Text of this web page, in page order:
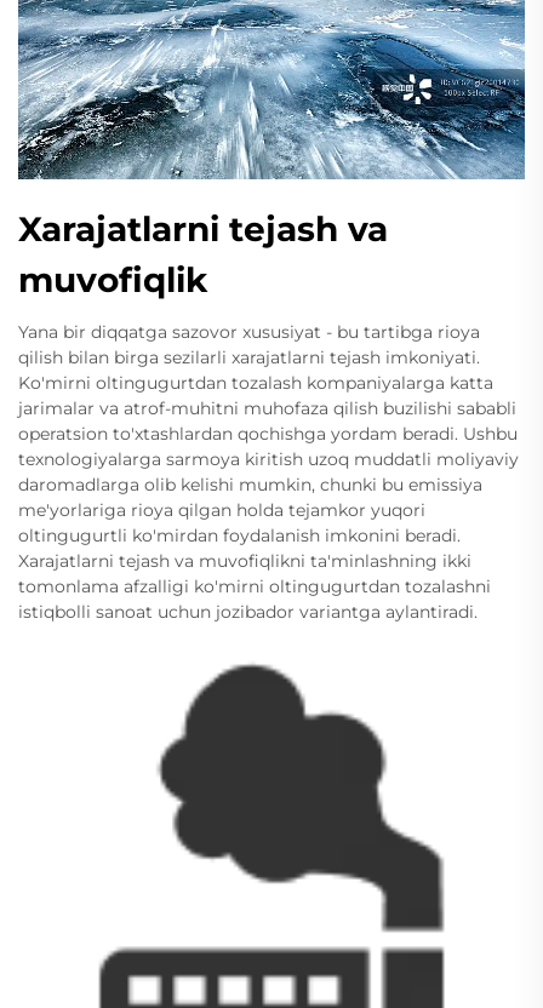
Xarajatlarni tejash va
muvofiqlik
Yana bir diqqatga sazovor xususiyat - bu tartibga rioya
qilish bilan birga sezilarli xarajatlarni tejash imkoniyati.
Ko'mirni oltingugurtdan tozalash kompaniyalarga katta
jarimalar va atrof-muhitni muhofaza qilish buzilishi sababli
operatsion to'xtashlardan qochishga yordam beradi. Ushbu
texnologiyalarga sarmoya kiritish uzoq muddatli moliyaviy
daromadlarga olib kelishi mumkin, chunki bu emissiya
me'yorlariga rioya qilgan holda tejamkor yuqori
oltingugurtli ko'mirdan foydalanish imkonini beradi.
Xarajatlarni tejash va muvofiqlikni ta'minlashning ikki
tomonlama afzalligi ko'mirni oltingugurtdan tozalashni
istiqbolli sanoat uchun jozibador variantga aylantiradi.